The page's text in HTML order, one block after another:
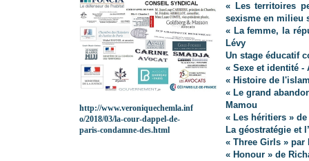
« Les territoires
sexisme en milieu
« La femme, la
Lévy
Un stage éducatif
« Sexe et identité -
« Histoire de
« Le grand
Mamou
« Les héritiers »
La géostratégie et
« Three Girls »
« Honour » de
http://www.veroniquechemla.inf
o/2018/03/la-cour-dappel-de-
paris-condamne-des.html